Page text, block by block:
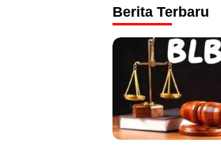
Berita Terbaru